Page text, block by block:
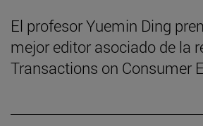
El profesor Yuemin Ding
mejor editor asociado de la
Transactions on Consumer